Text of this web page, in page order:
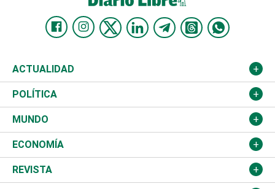
ACTUALIDAD
Nacional
Ciudad
Educación
Salud
POLÍTICA
Partidos
JCE
TSE
MUNDO
Estados Unidos
América Latina
ECONOMÍA
Finanzas
REVISTA